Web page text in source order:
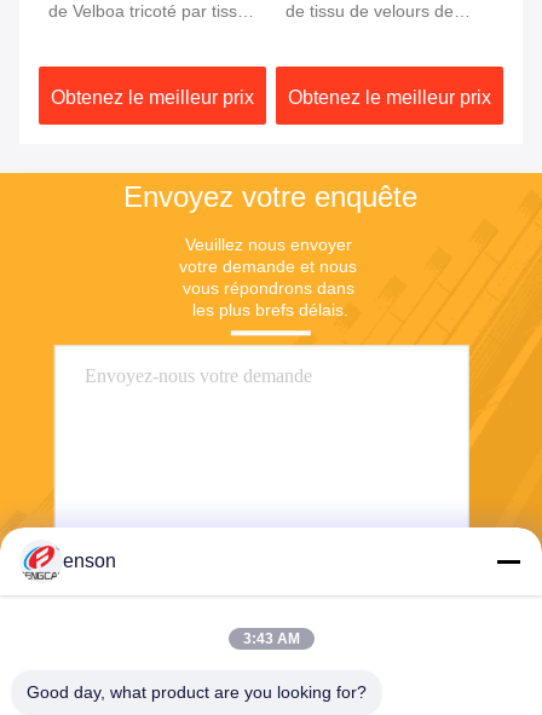
de Velboa tricoté par tissu
polyester pour le jouet
Obtenez le meilleur prix
de tissu de velours de
peluche d'impression de
léopard balayée d'un côté
Obtenez le meilleur prix
Envoyez votre enquête
Veuillez nous envoyer
votre demande et nous
vous répondrons dans
les plus brefs délais.
Envoyez
enson
3:43 AM
Good day, what product are you looking for?